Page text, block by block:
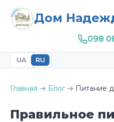
Дом
098
UA RU
Главная → Блог→ Питание
Правильное